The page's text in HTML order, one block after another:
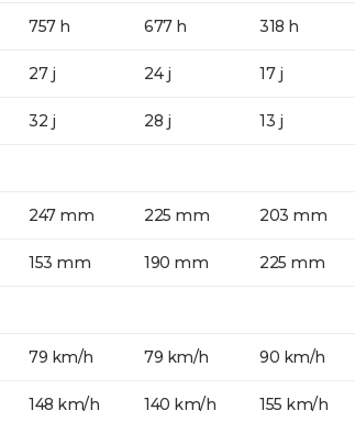
757 h 677 h 318 h
27 j 24 j 17 j
32 j 28 j 13 j
247 mm 225 mm 203 mm
153 mm 190 mm 225 mm
79 km/h 79 km/h 90 km/h
148 km/h 140 km/h 155 km/h